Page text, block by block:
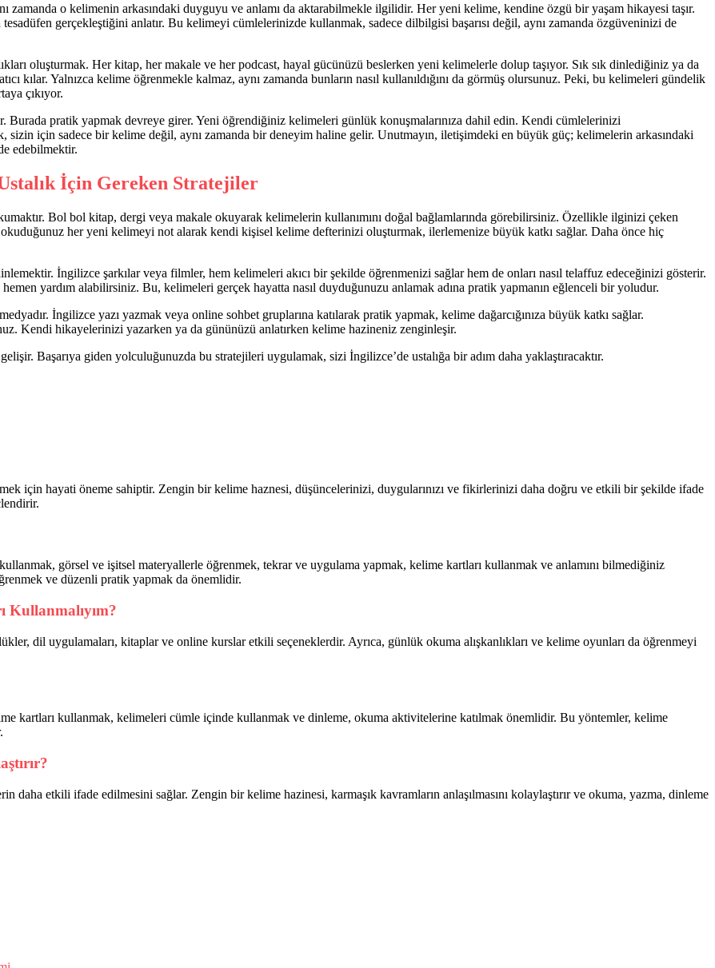
o kelimenin arkasındaki duyguyu ve anlamı da aktarabilmekle ilgilidir. Her yeni kelime, kendine özgü bir yaşam hikayesi taşır.
gerçekleştiğini anlatır. Bu kelimeyi cümlelerinizde kullanmak, sadece dilbilgisi başarısı değil, aynı zamanda özgüveninizi de
oluşturmak. Her kitap, her makale ve her podcast, hayal gücünüzü beslerken yeni kelimelerle dolup taşıyor. Sık sık dinlediğiniz ya da
kılar. Yalnızca kelime öğrenmekle kalmaz, aynı zamanda bunların nasıl kullanıldığını da görmüş olursunuz. Peki, bu kelimeleri gündelik
çıkıyor.
Burada pratik yapmak devreye girer. Yeni öğrendiğiniz kelimeleri günlük konuşmalarınıza dahil edin. Kendi cümlelerinizi
sizin için sadece bir kelime değil, aynı zamanda bir deneyim haline gelir. Unutmayın, iletişimdeki en büyük güç; kelimelerin arkasındaki
edebilmektir.
İçin Gereken Stratejiler
Bol bol kitap, dergi veya makale okuyarak kelimelerin kullanımını doğal bağlamlarında görebilirsiniz. Özellikle ilginizi çeken
her yeni kelimeyi not alarak kendi kişisel kelime defterinizi oluşturmak, ilerlemenize büyük katkı sağlar. Daha önce hiç
İngilizce şarkılar veya filmler, hem kelimeleri akıcı bir şekilde öğrenmenizi sağlar hem de onları nasıl telaffuz edeceğinizi gösterir.
hemen yardım alabilirsiniz. Bu, kelimeleri gerçek hayatta nasıl duyduğunuzu anlamak adına pratik yapmanın eğlenceli bir yoludur.
İngilizce yazı yazmak veya online sohbet gruplarına katılarak pratik yapmak, kelime dağarcığınıza büyük katkı sağlar.
Kendi hikayelerinizi yazarken ya da gününüzü anlatırken kelime hazineniz zenginleşir.
Başarıya giden yolculuğunuzda bu stratejileri uygulamak, sizi İngilizce’de ustalığa bir adım daha yaklaştıracaktır.
için hayati öneme sahiptir. Zengin bir kelime haznesi, düşüncelerinizi, duygularınızı ve fikirlerinizi daha doğru ve etkili bir şekilde ifade
görsel ve işitsel materyallerle öğrenmek, tekrar ve uygulama yapmak, kelime kartları kullanmak ve anlamını bilmediğiniz
ve düzenli pratik yapmak da önemlidir.
Kullanmalıyım?
dil uygulamaları, kitaplar ve online kurslar etkili seçeneklerdir. Ayrıca, günlük okuma alışkanlıkları ve kelime oyunları da öğrenmeyi
kartları kullanmak, kelimeleri cümle içinde kullanmak ve dinleme, okuma aktivitelerine katılmak önemlidir. Bu yöntemler, kelime
daha etkili ifade edilmesini sağlar. Zengin bir kelime hazinesi, karmaşık kavramların anlaşılmasını kolaylaştırır ve okuma, yazma, dinleme